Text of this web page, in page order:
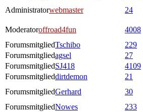
Administratorwebmaster 24
Moderatoroffroad4fun 4008
ForumsmitgliedTschibo 229
Forumsmitgliedagsel 27
ForumsmitgliedSJ418 4109
Forumsmitglieddirtdemon 21
ForumsmitgliedGerhard 30
ForumsmitgliedNowes 233